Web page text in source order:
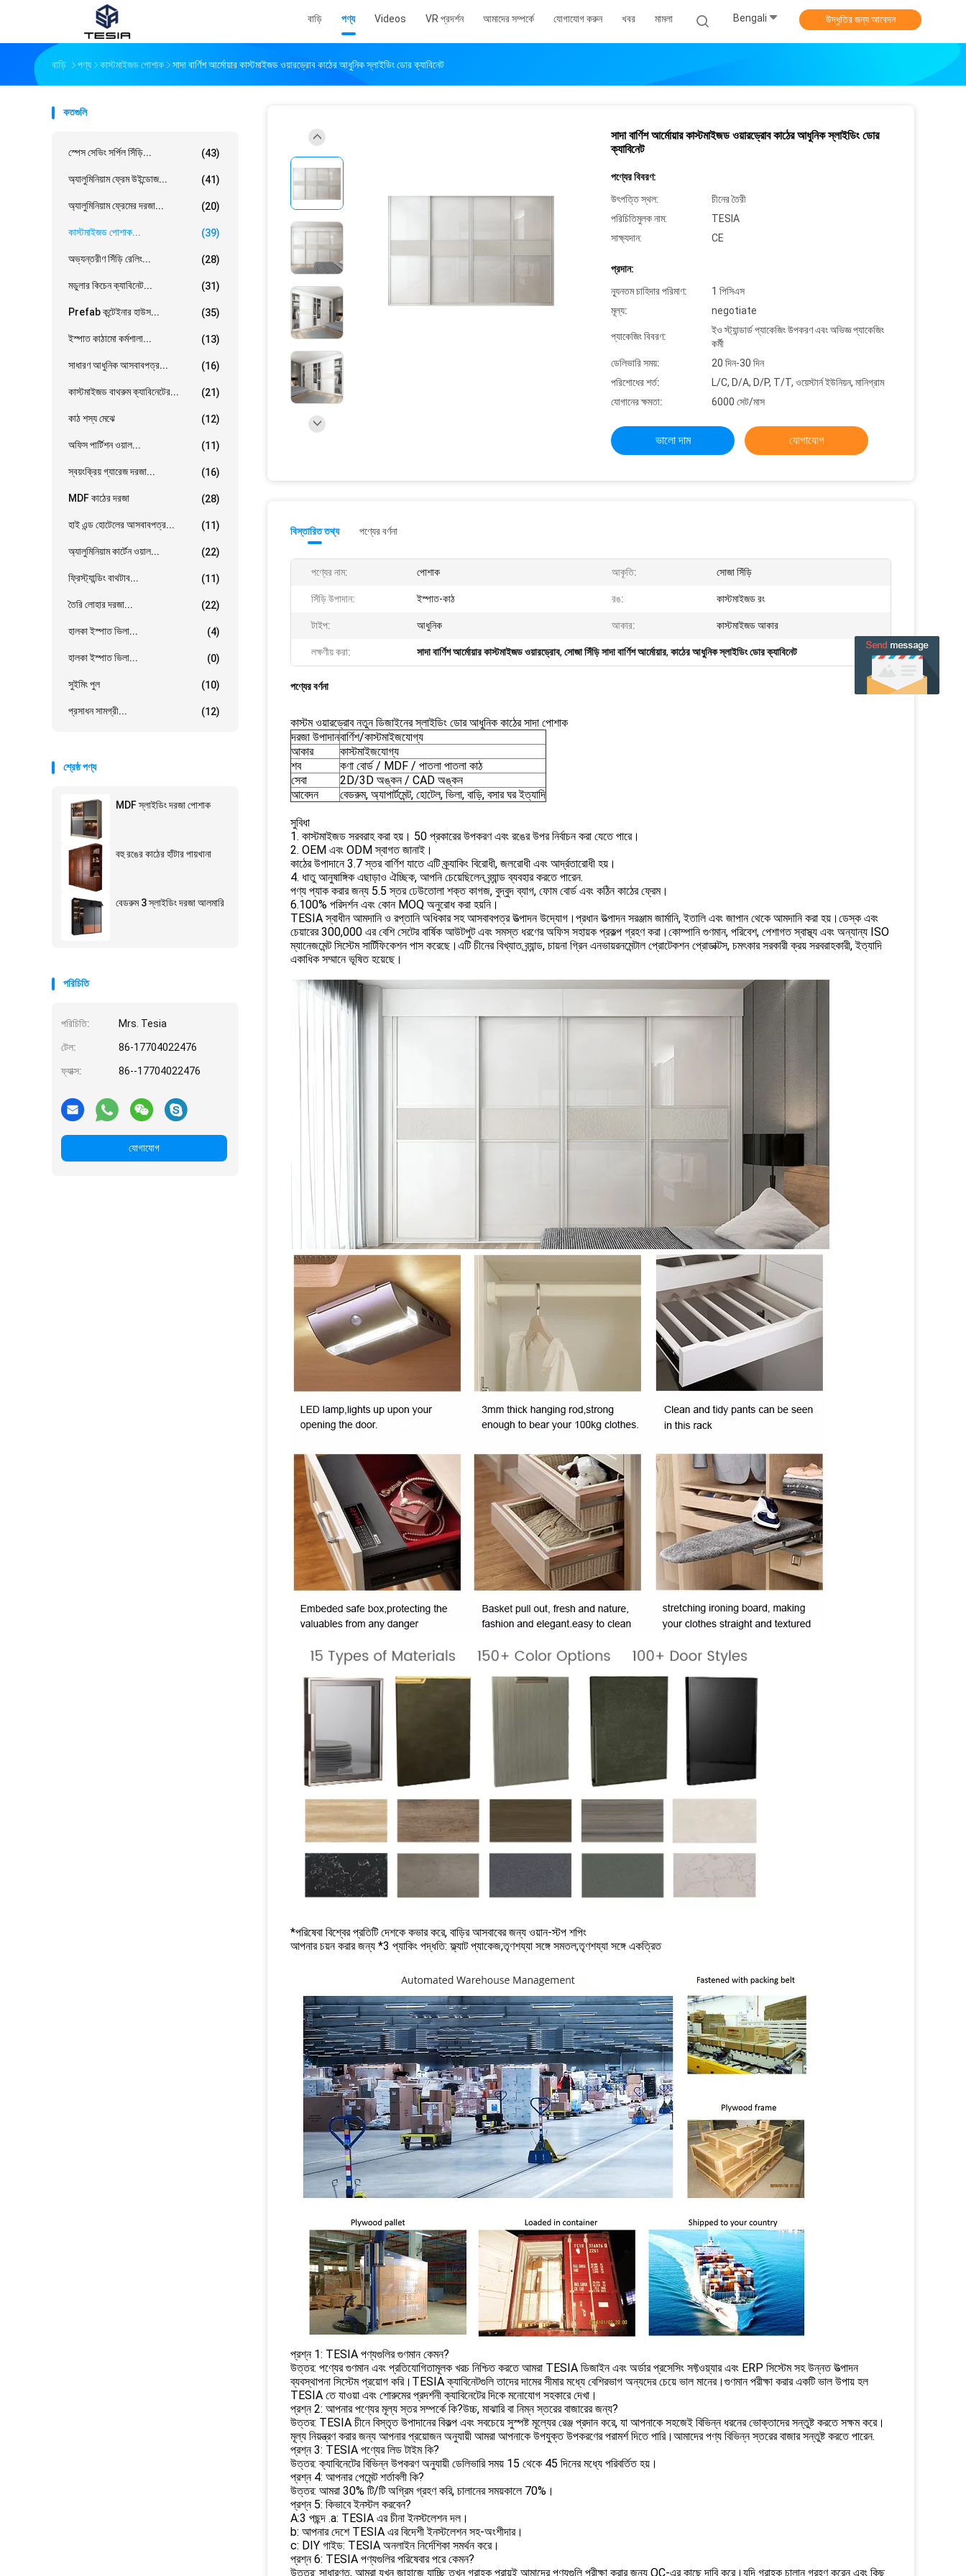
বাড়ি পণ্য Videos VR প্রদর্শন আমাদের সম্পর্কে যোগাযোগ করুন খবর মামলা Bengali উদ্ধৃতির জন্য আবেদন
বাড়ি পণ্য কাস্টমাইজড পোশাক সাদা বার্ণিশ আর্মোয়ার কাস্টমাইজড ওয়ারড্রোব কাঠের আধুনিক স্লাইডিং ডোর ক্যাবিনেট
কতগুলি
স্পেস সেভিং সর্পিল সিঁড়ি... (43)
অ্যালুমিনিয়াম ফ্রেম উইন্ডোজ... (41)
অ্যালুমিনিয়াম ফ্রেমের দরজা... (20)
কাস্টমাইজড পোশাক... (39)
অভ্যন্তরীণ সিঁড়ি রেলিং... (28)
মডুলার কিচেন ক্যাবিনেট... (31)
Prefab কন্টেইনার হাউস... (35)
ইস্পাত কাঠামো কর্মশালা... (13)
সাধারণ আধুনিক আসবাবপত্র... (16)
কাস্টমাইজড বাথরুম ক্যাবিনেটের... (21)
কাঠ শস্য মেঝে (12)
অফিস পার্টিশন ওয়াল... (11)
স্বয়ংক্রিয় গ্যারেজ দরজা... (16)
MDF কাঠের দরজা (28)
হাই এন্ড হোটেলের আসবাবপত্র... (11)
অ্যালুমিনিয়াম কার্টেন ওয়াল... (22)
ফ্রিস্ট্যান্ডিং বাথটাব... (11)
তৈরি লোহার দরজা... (22)
হালকা ইস্পাত ভিলা... (4)
হালকা ইস্পাত ভিলা... (0)
সুইমিং পুল (10)
প্রসাধন সামগ্রী... (12)
শ্রেষ্ঠ পণ্য
MDF স্লাইডিং দরজা পোশাক
বহু রঙের কাঠের হাঁটার পায়খানা
বেডরুম 3 স্লাইডিং দরজা আলমারি
পরিচিতি
পরিচিতি: Mrs. Tesia
টেল: 86-17704022476
ফ্যাক্স: 86--17704022476
যোগাযোগ
সাদা বার্ণিশ আর্মোয়ার কাস্টমাইজড ওয়ারড্রোব কাঠের আধুনিক স্লাইডিং ডোর
ক্যাবিনেট
পণ্যের বিবরণ:
উৎপত্তি স্থল:
চীনের তৈরী
পরিচিতিমুলক নাম:
TESIA
সাক্ষ্যদান:
CE
প্রদান:
ন্যূনতম চাহিদার পরিমাণ:
1 পিসিএস
মূল্য:
negotiate
প্যাকেজিং বিবরণ:
ইও স্ট্যান্ডার্ড প্যাকেজিং উপকরণ এবং অভিজ্ঞ প্যাকেজিং
কর্মী
ডেলিভারি সময়:
20 দিন-30 দিন
পরিশোধের শর্ত:
L/C, D/A, D/P, T/T, ওয়েস্টার্ন ইউনিয়ন, মানিগ্রাম
যোগানের ক্ষমতা:
6000 সেট/মাস
ভালো দাম যোগাযোগ
বিস্তারিত তথ্য পণ্যের বর্ণনা
পণ্যের নাম: পোশাক আকৃতি: সোজা সিঁড়ি
সিঁড়ি উপাদান: ইস্পাত-কাঠ রঙ: কাস্টমাইজড রং
টাইপ: আধুনিক আকার: কাস্টমাইজড আকার
লক্ষণীয় করা: সাদা বার্ণিশ আর্মোয়ার কাস্টমাইজড ওয়ারড্রোব, সোজা সিঁড়ি সাদা বার্ণিশ আর্মোয়ার, কাঠের আধুনিক স্লাইডিং ডোর ক্যাবিনেট
পণ্যের বর্ণনা
কাস্টম ওয়ারড্রোব নতুন ডিজাইনের স্লাইডিং ডোর আধুনিক কাঠের সাদা পোশাক
দরজা উপাদানবার্ণিশ/কাস্টমাইজযোগ্য
আকার
কাস্টমাইজযোগ্য
শব
কণা বোর্ড / MDF / পাতলা পাতলা কাঠ
সেবা
2D/3D অঙ্কন / CAD অঙ্কন
আবেদন
বেডরুম, অ্যাপার্টমেন্ট, হোটেল, ভিলা, বাড়ি, বসার ঘর ইত্যাদি
সুবিধা
1. কাস্টমাইজড সরবরাহ করা হয়। 50 প্রকারের উপকরণ এবং রঙের উপর নির্বাচন করা যেতে পারে।
2. OEM এবং ODM স্বাগত জানাই।
কাঠের উপাদানে 3.7 স্তর বার্ণিশ যাতে এটি ক্র্যাকিং বিরোধী, জলরোধী এবং আর্দ্রতারোধী হয়।
4. ধাতু আনুষাঙ্গিক এছাড়াও ঐচ্ছিক, আপনি চেয়েছিলেন ব্র্যান্ড ব্যবহার করতে পারেন.
পণ্য প্যাক করার জন্য 5.5 স্তর ঢেউতোলা শক্ত কাগজ, বুদ্বুদ ব্যাগ, ফোম বোর্ড এবং কঠিন কাঠের ফ্রেম।
6.100% পরিদর্শন এবং কোন MOQ অনুরোধ করা হয়নি।
TESIA স্বাধীন আমদানি ও রপ্তানি অধিকার সহ আসবাবপত্র উত্পাদন উদ্যোগ।প্রধান উত্পাদন সরঞ্জাম জার্মানি, ইতালি এবং জাপান থেকে আমদানি করা হয়।ডেস্ক এবং
চেয়ারের 300,000 এর বেশি সেটের বার্ষিক আউটপুট এবং সমস্ত ধরণের অফিস সহায়ক প্রকল্প গ্রহণ করা।কোম্পানি গুণমান, পরিবেশ, পেশাগত স্বাস্থ্য এবং অন্যান্য ISO
ম্যানেজমেন্ট সিস্টেম সার্টিফিকেশন পাস করেছে।এটি চীনের বিখ্যাত ব্র্যান্ড, চায়না গ্রিন এনভায়রনমেন্টাল প্রোটেকশন প্রোডাক্টস, চমৎকার সরকারী ক্রয় সরবরাহকারী, ইত্যাদি
একাধিক সম্মানে ভূষিত হয়েছে।
*পরিষেবা বিশ্বের প্রতিটি দেশকে কভার করে, বাড়ির আসবাবের জন্য ওয়ান-স্টপ শপিং
আপনার চয়ন করার জন্য *3 প্যাকিং পদ্ধতি: ফ্ল্যাট প্যাকেজ;তৃণশয্যা সঙ্গে সমতল;তৃণশয্যা সঙ্গে একত্রিত
প্রশ্ন 1: TESIA পণ্যগুলির গুণমান কেমন?
উত্তর: পণ্যের গুণমান এবং প্রতিযোগিতামূলক খরচ নিশ্চিত করতে আমরা TESIA ডিজাইন এবং অর্ডার প্রসেসিং সফ্টওয়্যার এবং ERP সিস্টেম সহ উন্নত উত্পাদন
ব্যবস্থাপনা সিস্টেম প্রয়োগ করি।TESIA ক্যাবিনেটগুলি তাদের দামের সীমার মধ্যে বেশিরভাগ অন্যদের চেয়ে ভাল মানের।গুণমান পরীক্ষা করার একটি ভাল উপায় হল
TESIA তে যাওয়া এবং শোরুমের প্রদর্শনী ক্যাবিনেটের দিকে মনোযোগ সহকারে দেখা।
প্রশ্ন 2: আপনার পণ্যের মূল্য স্তর সম্পর্কে কি?উচ্চ, মাঝারি বা নিম্ন স্তরের বাজারের জন্য?
উত্তর: TESIA চীনে বিস্তৃত উপাদানের বিকল্প এবং সবচেয়ে সুস্পষ্ট মূল্যের রেঞ্জ প্রদান করে, যা আপনাকে সহজেই বিভিন্ন ধরনের ভোক্তাদের সন্তুষ্ট করতে সক্ষম করে।
মূল্য নিয়ন্ত্রণ করার জন্য আপনার প্রয়োজন অনুযায়ী আমরা আপনাকে উপযুক্ত উপকরণের পরামর্শ দিতে পারি।আমাদের পণ্য বিভিন্ন স্তরের বাজার সন্তুষ্ট করতে পারেন.
প্রশ্ন 3: TESIA পণ্যের লিড টাইম কি?
উত্তর: ক্যাবিনেটের বিভিন্ন উপকরণ অনুযায়ী ডেলিভারি সময় 15 থেকে 45 দিনের মধ্যে পরিবর্তিত হয়।
প্রশ্ন 4: আপনার পেমেন্ট শর্তাবলী কি?
উত্তর: আমরা 30% টি/টি অগ্রিম গ্রহণ করি, চালানের সময়কালে 70%।
প্রশ্ন 5: কিভাবে ইনস্টল করবেন?
A:3 পছন্দ .a: TESIA এর চীনা ইনস্টলেশন দল।
b: আপনার দেশে TESIA এর বিদেশী ইনস্টলেশন সহ-অংশীদার।
c: DIY গাইড: TESIA অনলাইন নির্দেশিকা সমর্থন করে।
প্রশ্ন 6: TESIA পণ্যগুলির পরিষেবার পরে কেমন?
উত্তর: সাধারণত, আমরা যখন জাহাজে যাচ্ছি তখন গ্রাহক প্রায়ই আমাদের পণ্যগুলি পরীক্ষা করার জন্য QC-এর কাছে দাবি করে।যদি গ্রাহক চালান গ্রহণ করেন এবং কিছু